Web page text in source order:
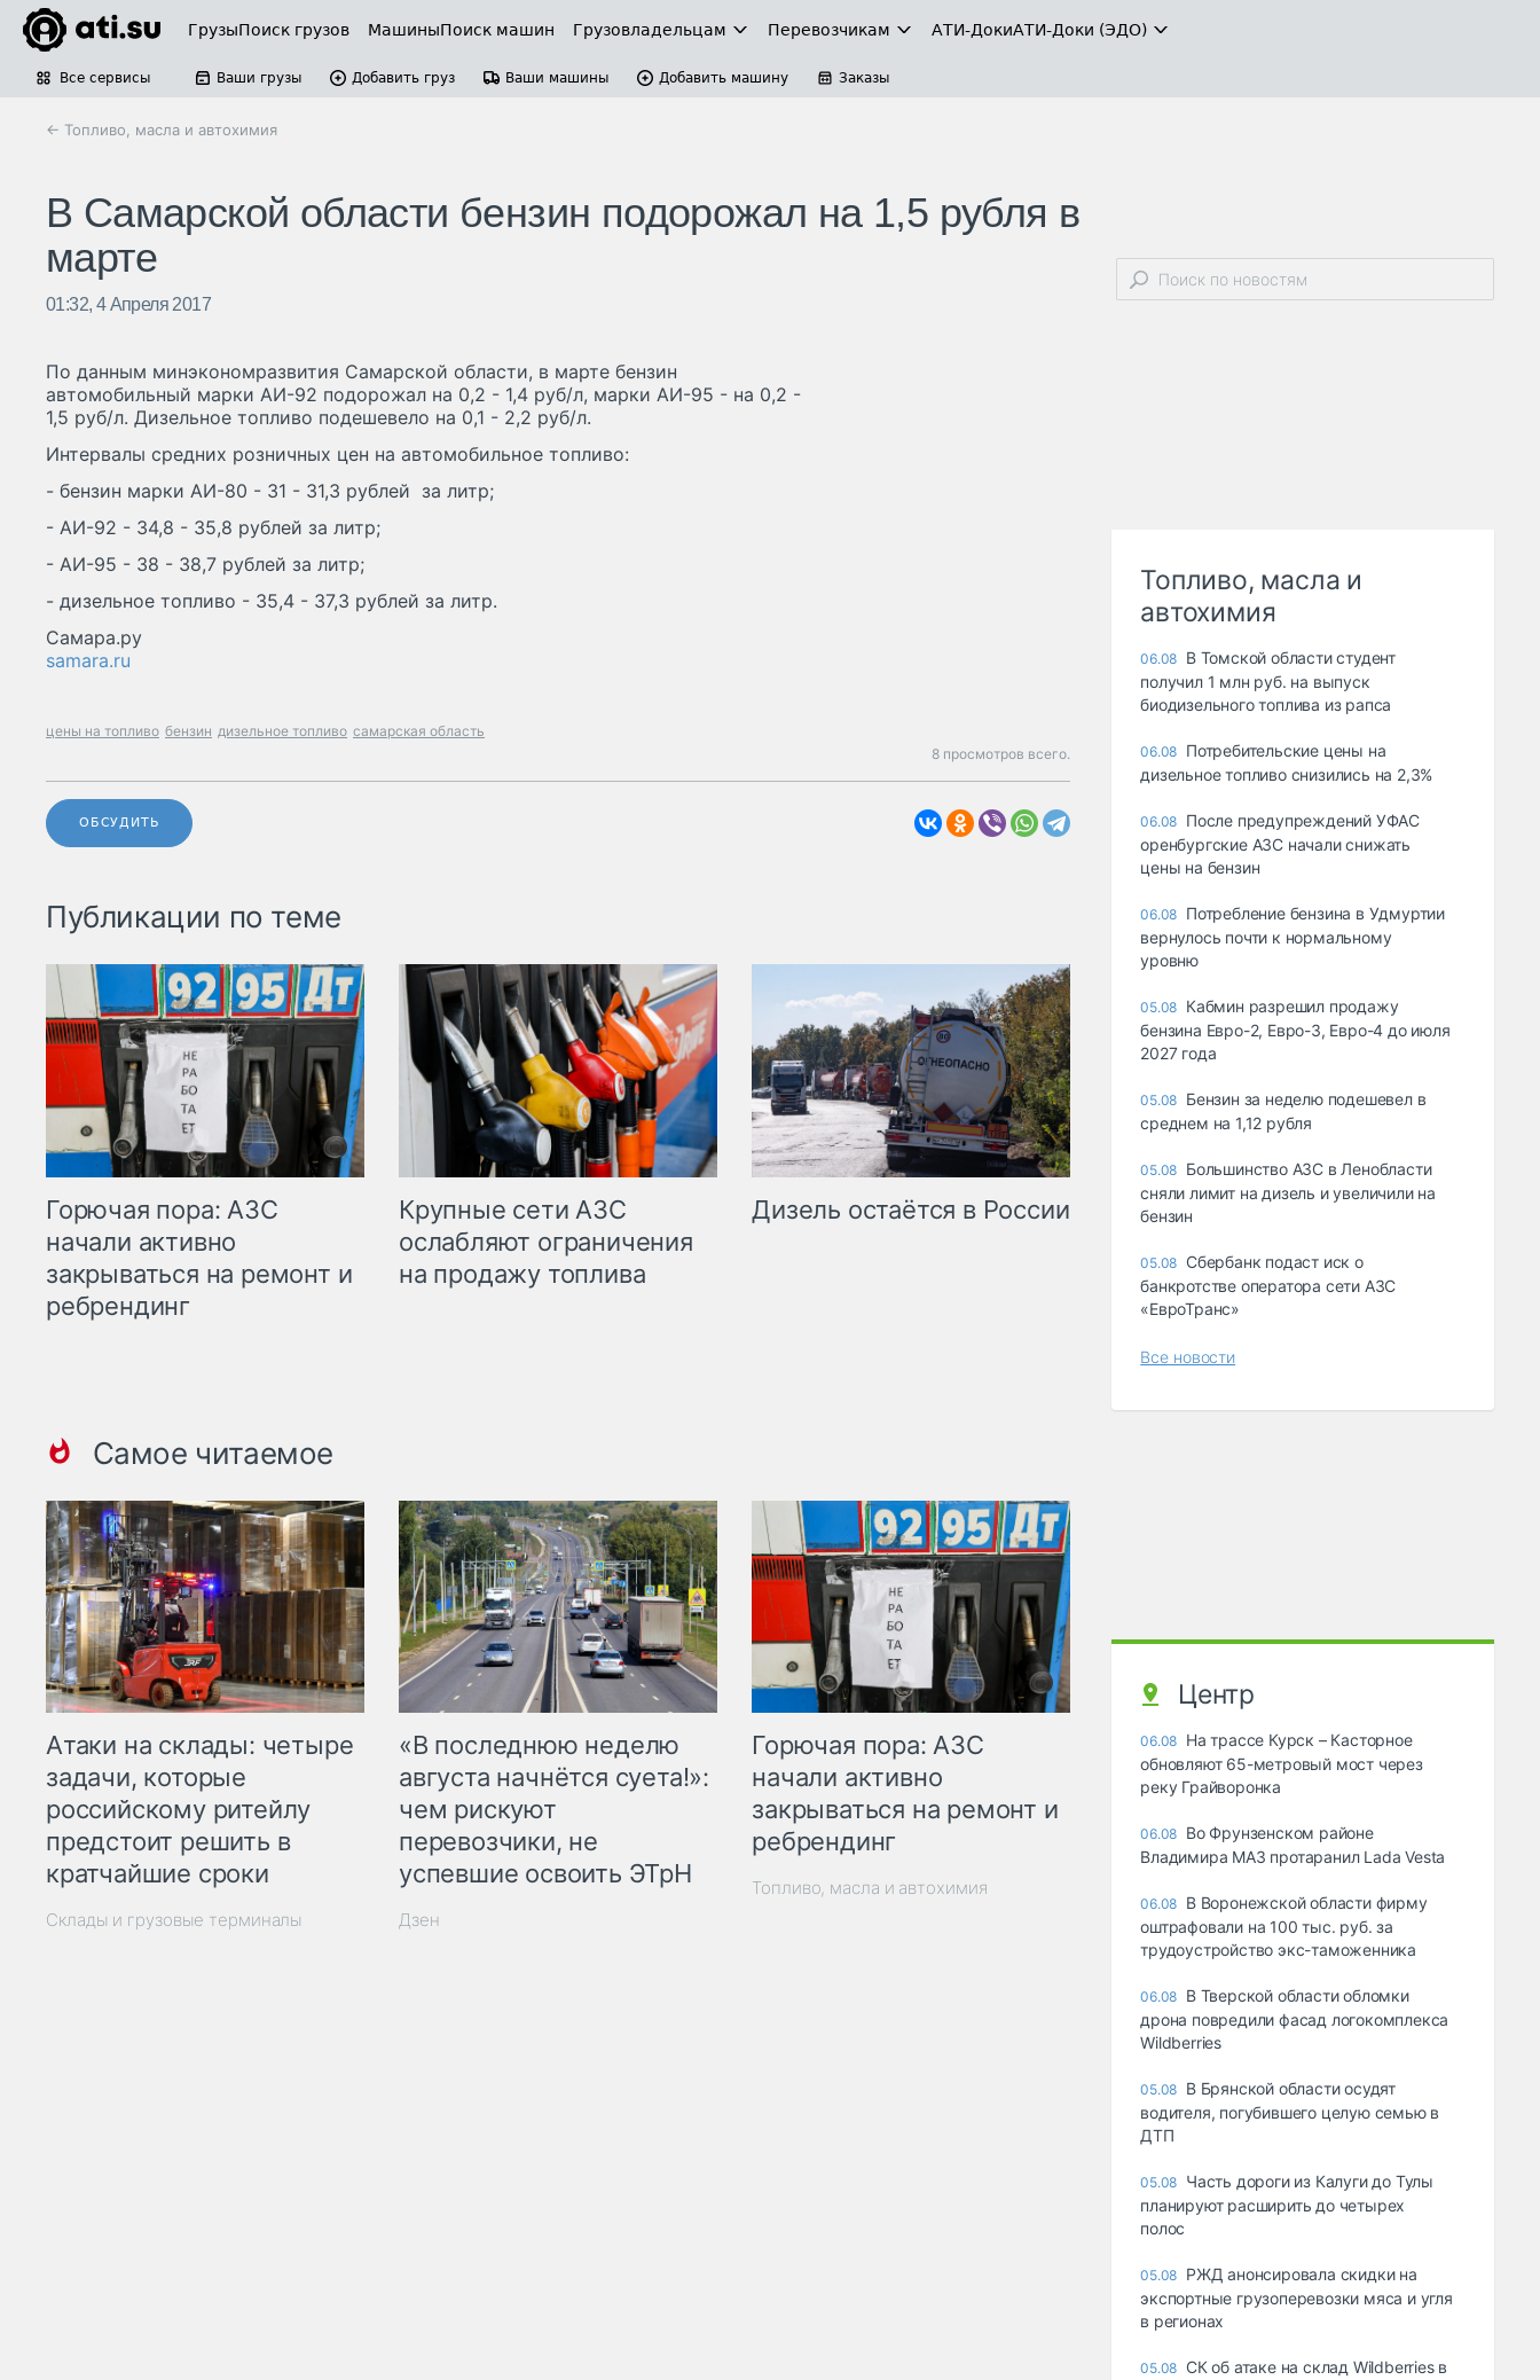
ГрузыПоиск грузов МашиныПоиск машин Грузовладельцам Перевозчикам АТИ-ДокиАТИ-Доки (ЭДО)
Все сервисы Ваши грузы Добавить груз Ваши машины Добавить машину Заказы
← Топливо, масла и автохимия
В Самарской области бензин подорожал на 1,5 рубля в
марте
01:32, 4 Апреля 2017
По данным минэкономразвития Самарской области, в марте бензин
автомобильный марки АИ-92 подорожал на 0,2 - 1,4 руб/л, марки АИ-95 - на 0,2 -
1,5 руб/л. Дизельное топливо подешевело на 0,1 - 2,2 руб/л.
Интервалы средних розничных цен на автомобильное топливо:
- бензин марки АИ-80 - 31 - 31,3 рублей за литр;
- АИ-92 - 34,8 - 35,8 рублей за литр;
- АИ-95 - 38 - 38,7 рублей за литр;
- дизельное топливо - 35,4 - 37,3 рублей за литр.
Самара.ру
samara.ru
цены на топливо бензин дизельное топливо самарская область
8 просмотров всего.
ОБСУДИТЬ
Публикации по теме
Горючая пора: АЗС
начали активно
закрываться на ремонт и
ребрендинг
Крупные сети АЗС
ослабляют ограничения
на продажу топлива
Дизель остаётся в России
Самое читаемое
Атаки на склады: четыре
задачи, которые
российскому ритейлу
предстоит решить в
кратчайшие сроки
Склады и грузовые терминалы
«В последнюю неделю
августа начнётся суета!»:
чем рискуют
перевозчики, не
успевшие освоить ЭТрН
Дзен
Горючая пора: АЗС
начали активно
закрываться на ремонт и
ребрендинг
Топливо, масла и автохимия
Топливо, масла и
автохимия
06.08 В Томской области студент
получил 1 млн руб. на выпуск
биодизельного топлива из рапса
06.08 Потребительские цены на
дизельное топливо снизились на 2,3%
06.08 После предупреждений УФАС
оренбургские АЗС начали снижать
цены на бензин
06.08 Потребление бензина в Удмуртии
вернулось почти к нормальному
уровню
05.08 Кабмин разрешил продажу
бензина Евро-2, Евро-3, Евро-4 до июля
2027 года
05.08 Бензин за неделю подешевел в
среднем на 1,12 рубля
05.08 Большинство АЗС в Ленобласти
сняли лимит на дизель и увеличили на
бензин
05.08 Сбербанк подаст иск о
банкротстве оператора сети АЗС
«ЕвроТранс»
Все новости
Центр
06.08 На трассе Курск – Касторное
обновляют 65-метровый мост через
реку Грайворонка
06.08 Во Фрунзенском районе
Владимира МАЗ протаранил Lada Vesta
06.08 В Воронежской области фирму
оштрафовали на 100 тыс. руб. за
трудоустройство экс-таможенника
06.08 В Тверской области обломки
дрона повредили фасад логокомплекса
Wildberries
05.08 В Брянской области осудят
водителя, погубившего целую семью в
ДТП
05.08 Часть дороги из Калуги до Тулы
планируют расширить до четырех
полос
05.08 РЖД анонсировала скидки на
экспортные грузоперевозки мяса и угля
в регионах
05.08 СК об атаке на склад Wildberries в